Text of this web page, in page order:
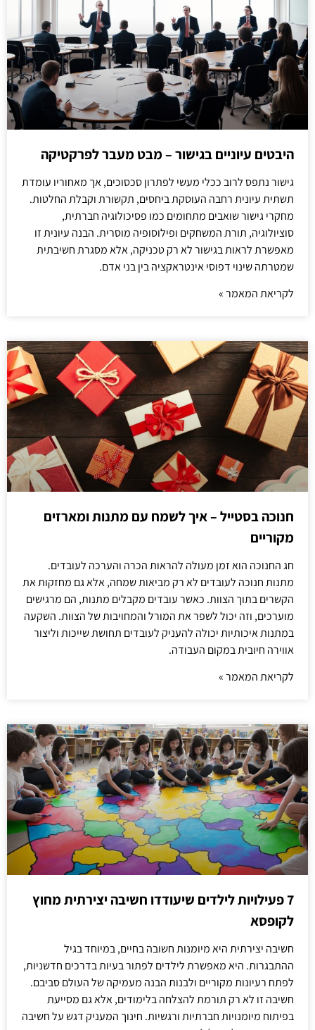
היבטים עיוניים בגישור – מבט מעבר לפרקטיקה
גישור נתפס לרוב ככלי מעשי לפתרון סכסוכים, אך מאחוריו עומדת
תשתית עיונית רחבה העוסקת ביחסים, תקשורת וקבלת החלטות.
מחקרי גישור שואבים מתחומים כמו פסיכולוגיה חברתית,
סוציולוגיה, תורת המשחקים ופילוסופיה מוסרית. הבנה עיונית זו
מאפשרת לראות בגישור לא רק טכניקה, אלא מסגרת חשיבתית
שמטרתה שינוי דפוסי אינטראקציה בין בני אדם.
לקריאת המאמר »
חנוכה בסטייל – איך לשמח עם מתנות ומארזים
מקוריים
חג החנוכה הוא זמן מעולה להראות הכרה והערכה לעובדים.
מתנות חנוכה לעובדים לא רק מביאות שמחה, אלא גם מחזקות את
הקשרים בתוך הצוות. כאשר עובדים מקבלים מתנות, הם מרגישים
מוערכים, וזה יכול לשפר את המורל והמחויבות של הצוות. השקעה
במתנות איכותיות יכולה להעניק לעובדים תחושת שייכות וליצור
אווירה חיובית במקום העבודה.
לקריאת המאמר »
7 פעילויות לילדים שיעודדו חשיבה יצירתית מחוץ
לקופסא
חשיבה יצירתית היא מיומנות חשובה בחיים, במיוחד בגיל
ההתבגרות. היא מאפשרת לילדים לפתור בעיות בדרכים חדשניות,
לפתח רעיונות מקוריים ולבנות הבנה מעמיקה של העולם סביבם.
חשיבה זו לא רק תורמת להצלחה בלימודים, אלא גם מסייעת
בפיתוח מיומנויות חברתיות ורגשיות. חינוך המעניק דגש על חשיבה